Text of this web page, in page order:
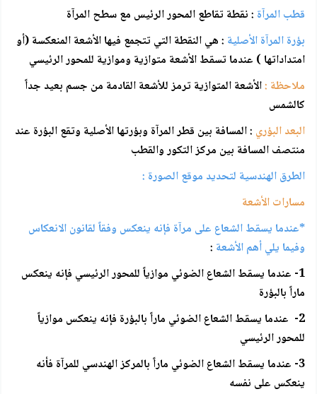
قطب المرآة : نقطة تقاطع المحور الرئيس مع سطح المرآة
بؤرة المرآة الأصلية : هي النقطة التي تتجمع فيها الأشعة المنعكسة (أو
امتداداتها ) عندما تسقط الأشعة متوازية وموازية للمحور الرئيسي
ملاحظة :الأشعة المتوازية ترمز للأشعة القادمة من جسم بعيد جداً
كالشمس
البعد البؤري : المسافة بين قطر المرآة وبؤرتها الأصلية وتقع البؤرة عند
منتصف المسافة بين مركز التكور والقطب
الطرق الهندسية لتحديد موقع الصورة :
مسارات الأشعة
*عندما يسقط الشعاع على مرآة فإنه ينعكس وفقاً لقانون الانعكاس
وفيما يلي أهم الأشعة :
1- عندما يسقط الشعاع الضوئي موازياً للمحور الرئيسي فإنه ينعكس
ماراً بالبؤرة
2- عندما يسقط الشعاع الضوئي ماراً بالبؤرة فإنه ينعكس موازياً
للمحور الرئيسي
3- عندما يسقط الشعاع الضوئي ماراً بالمركز الهندسي للمرآة فأنه
ينعكس على نفسه